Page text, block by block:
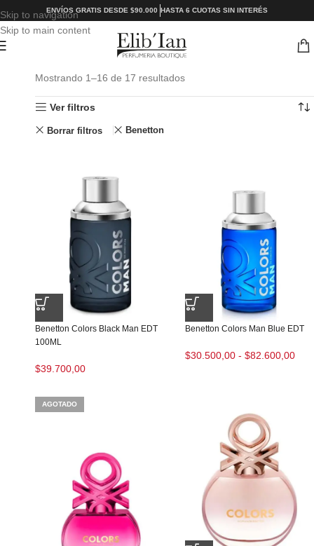
Skip to navigation
Skip to main content
ENVÍOS GRATIS DESDE $90.000 HASTA 6 CUOTAS SIN INTERÉS
Mostrando 1–16 de 17 resultados
Ver filtros
Borrar filtros Benetton
Benetton Colors Black Man EDT
100ML
$39.700,00
Benetton Colors Man Blue EDT
$30.500,00 - $82.600,00
AGOTADO